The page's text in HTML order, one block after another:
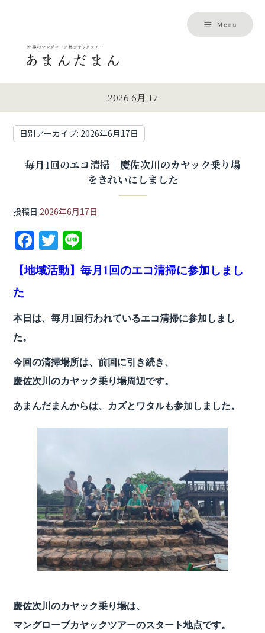
2026 6月 17
日別アーカイブ: 2026年6月17日
毎月1回のエコ清掃｜慶佐次川のカヤック乗り場
をきれいにしました
投稿日 2026年6月17日
F
a
c
b
o
k
T
w
itt
n
e
【地域活動】毎月1回のエコ清掃に参加しまし
た
本日は、毎月1回行われているエコ清掃に参加しまし
た。
今回の清掃場所は、前回に引き続き、
慶佐次川のカヤック乗り場周辺です。
あまんだまんからは、カズとワタルも参加しました。
慶佐次川のカヤック乗り場は、
マングローブカヤックツアーのスタート地点です。